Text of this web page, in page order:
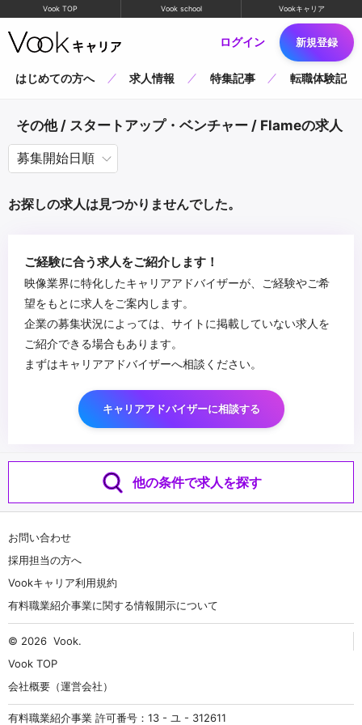
Vook TOP Vook school Vookキャリア
ログイン 新規登録
はじめての方へ 求人情報 特集記事 転職体験記
その他 / スタートアップ・ベンチャー / Flameの求人
お探しの求人は見つかりませんでした。
ご経験に合う求人をご紹介します！
映像業界に特化したキャリアアドバイザーが、ご経験やご希
望をもとに求人をご案内します。
企業の募集状況によっては、サイトに掲載していない求人を
ご紹介できる場合もあります。
まずはキャリアアドバイザーへ相談ください。
キャリアアドバイザーに相談する
他の条件で求人を探す
お問い合わせ
採用担当の方へ
Vookキャリア利用規約
有料職業紹介事業に関する情報開示について
© 2026 Vook.
Vook TOP
会社概要（運営会社）
有料職業紹介事業 許可番号：13 - ユ - 312611